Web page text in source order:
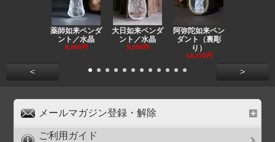
薬師如来ペンダ
ント／水晶
8,860円
大日如来ペンダ
ント／水晶
9,550円
阿弥陀如来ペン
ダント（裏彫
り）
14,370円
< >
メールマガジン登録・解除
ご利用ガイド